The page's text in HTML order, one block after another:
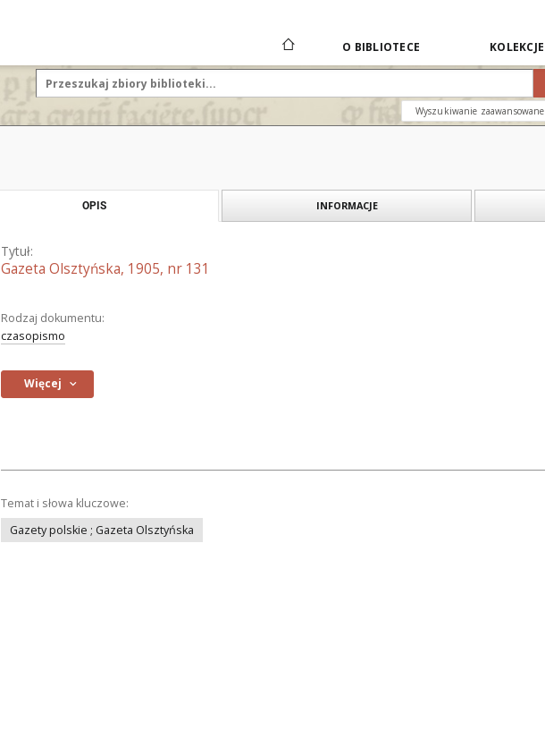
O BIBLIOTECE KOLEKCJE
Wyszukiwanie zaawansowane
OPIS INFORMACJE
Tytuł:
Gazeta Olsztyńska, 1905, nr 131
Rodzaj dokumentu:
czasopismo
Więcej
Temat i słowa kluczowe:
Gazety polskie ; Gazeta Olsztyńska